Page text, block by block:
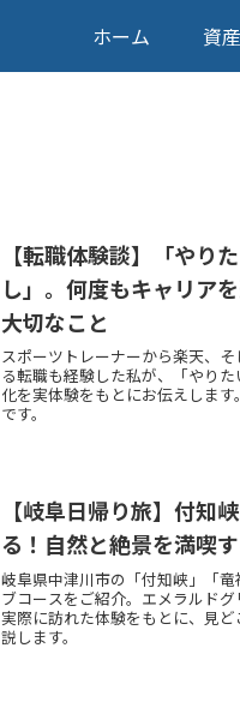
ホーム 資
【転職体験談】「やり
し」。何度もキャリア
大切なこと
スポーツトレーナーから楽天、
る転職も経験した私が、「やり
化を実体験をもとにお伝えしま
です。
【岐阜日帰り旅】付知
る！自然と絶景を満喫
岐阜県中津川市の「付知峡」「
ブコースをご紹介。エメラルド
実際に訪れた体験をもとに、見
説します。